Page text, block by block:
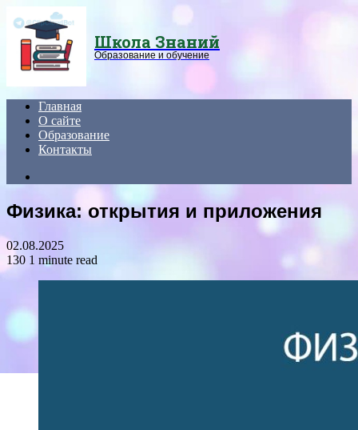
Школа Знаний
Образование и обучение
Главная
О сайте
Образование
Контакты
Физика: открытия и приложения
02.08.2025
130 1 minute read